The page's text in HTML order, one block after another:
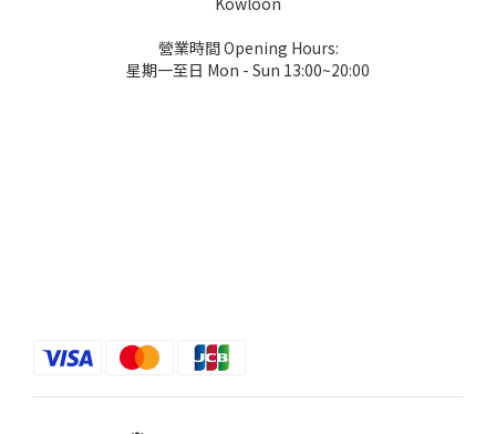
營業時間 Opening Hours:
星期一至日 Mon - Sun 13:00~20:00